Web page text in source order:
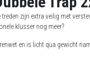
zijn extra veilig met
klusser nog meer?
en is licht qua gewicht